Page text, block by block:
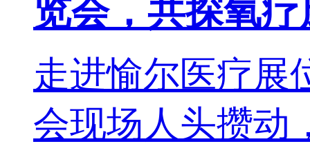
览会，共探氧
走进愉尔医疗展
会现场人头攒动